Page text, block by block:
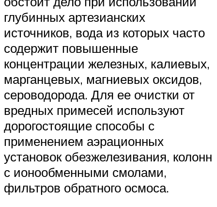
глубинных артезианских
источников, вода из которых часто
содержит повышенные
концентрации железных, калиевых,
марганцевых, магниевых оксидов,
сероводорода. Для ее очистки от
вредных примесей используют
дорогостоящие способы с
применением аэрационных
установок обезжелезивания, колонн
с ионообменными смолами,
фильтров обратного осмоса.